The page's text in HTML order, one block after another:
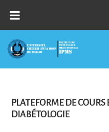
PLATEFORME DE
DIABÉTOLOGIE